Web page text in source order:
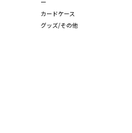
ー
カードケース
グッズ/その他